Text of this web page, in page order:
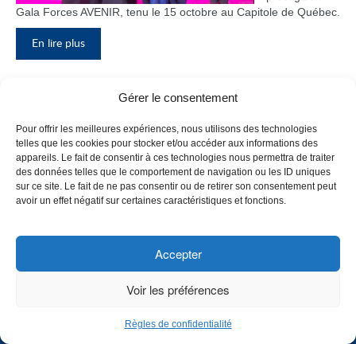
Gérer le consentement
Pour offrir les meilleures expériences, nous utilisons des technologies
telles que les cookies pour stocker et/ou accéder aux informations des
appareils. Le fait de consentir à ces technologies nous permettra de traiter
des données telles que le comportement de navigation ou les ID uniques
sur ce site. Le fait de ne pas consentir ou de retirer son consentement peut
avoir un effet négatif sur certaines caractéristiques et fonctions.
Accepter
Voir les préférences
Règles de confidentialité
Gala Forces AVENIR, tenu le 15 octobre au Capitole de Québec.
En lire plus
bloc F
Le Collège de
Maisonneuve
a inauguré
CHOISISSEZ UN PROFIL